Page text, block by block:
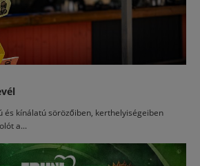
és kínálatú sörözőiben, kerthelyiségeiben
a...